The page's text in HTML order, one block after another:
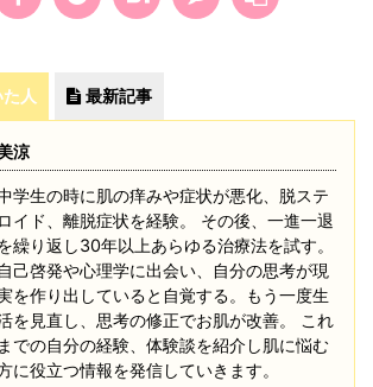
人 最新記事
涼
学生の時に肌の痒みや症状が悪化、脱ステ
ロイド、離脱症状を経験。 その後、一進一退
繰り返し30年以上あらゆる治療法を試す。
自己啓発や心理学に出会い、自分の思考が現
を作り出していると自覚する。もう一度生
を見直し、思考の修正でお肌が改善。 これ
までの自分の経験、体験談を紹介し肌に悩む
に役立つ情報を発信していきます。